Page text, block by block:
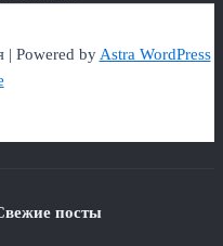
Powered byAstra WordPress
посты